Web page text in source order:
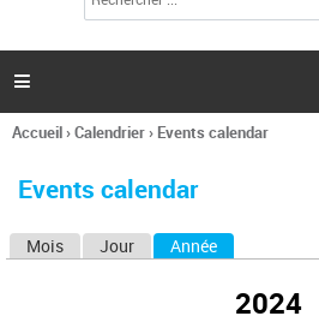
l
c
h
e

Vous
ici
Accueil›Calendrier› Events calendar
Events calendar
Mois Jour Année
2024